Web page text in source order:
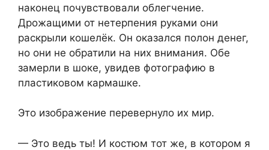
наконец почувствовали облегчение.
Дрожащими от нетерпения руками они
раскрыли кошелёк. Он оказался полон денег,
но они не обратили на них внимания. Обе
замерли в шоке, увидев фотографию в
пластиковом кармашке.
Это изображение перевернуло их мир.
— Это ведь ты! И костюм тот же, в котором я